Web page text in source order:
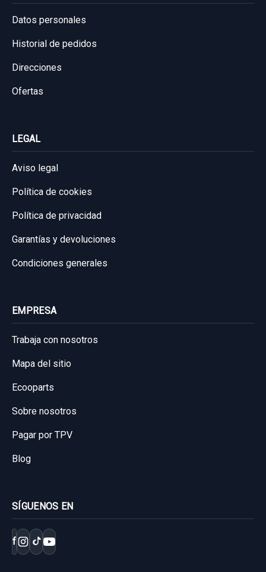
Datos personales
Historial de pedidos
Direcciones
Ofertas
LEGAL
Aviso legal
Política de cookies
Política de privacidad
Garantías y devoluciones
Condiciones generales
EMPRESA
Trabaja con nosotros
Mapa del sitio
Ecooparts
Sobre nosotros
Pagar por TPV
Blog
SÍGUENOS EN
f